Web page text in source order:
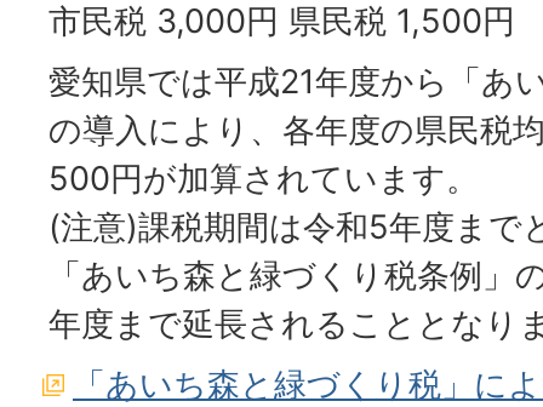
市民税 3,000円 県民税 1,500円
愛知県では平成21年度から「あ
の導入により、各年度の県民税
500円が加算されています。
(注意)課税期間は令和5年度まで
「あいち森と緑づくり税条例」
年度まで延長されることとなり
「あいち森と緑づくり税」に